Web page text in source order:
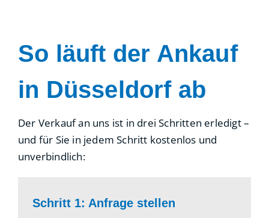
So läuft der Ankauf
in Düsseldorf ab
Der Verkauf an uns ist in drei Schritten erledigt –
und für Sie in jedem Schritt kostenlos und
unverbindlich:
Schritt 1: Anfrage stellen